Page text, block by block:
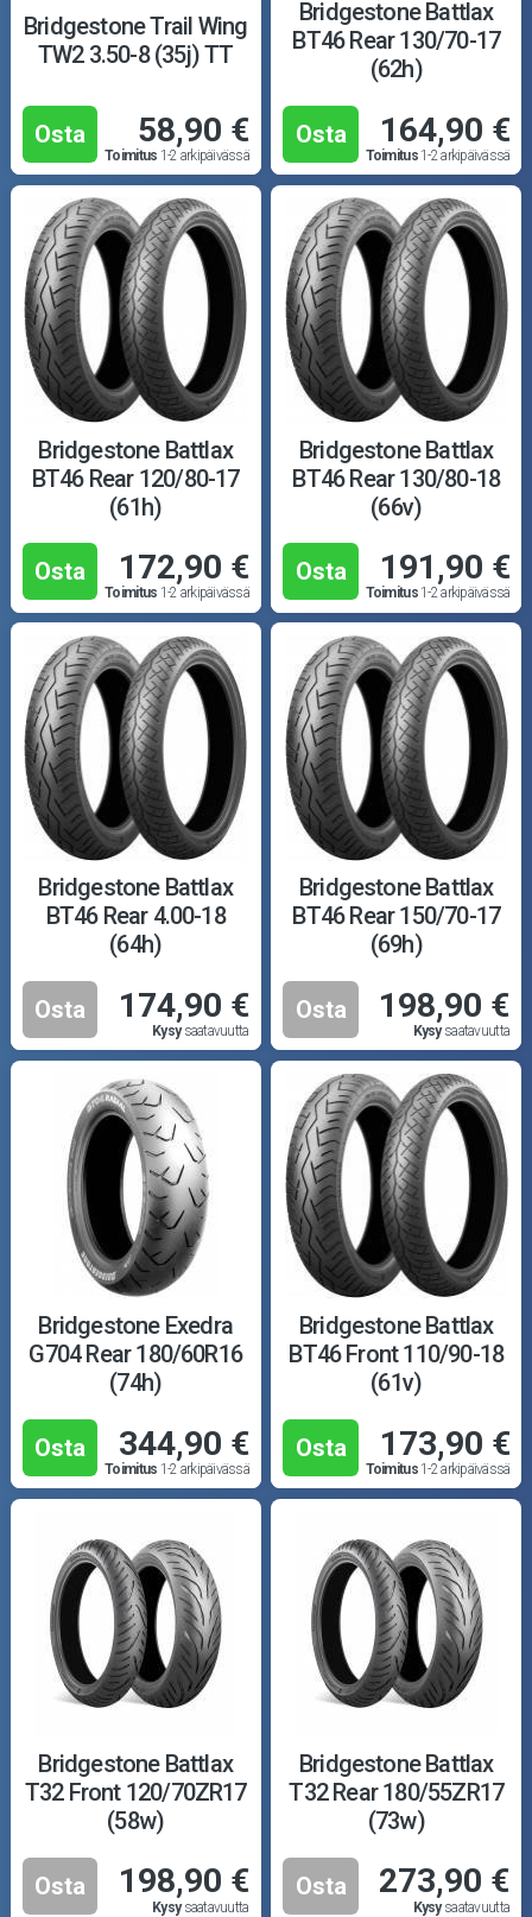
Ajovarusteet
Nastarenkaat
Renkaat ja vanteet
Öljyt ja kemikaalit
Työkalut
Outlet-tuotteet
Bridgestone Trail Wing
TW2 3.50-8 (35j) TT
Osta 58,90 €
Toimitus 1-2 arkipäivässä
Bridgestone Battlax
BT46 Rear 130/70-17
(62h)
Osta 164,90 €
Toimitus1-2 arkipäivässä
Bridgestone Battlax
BT46 Rear 120/80-17
(61h)
Osta 172,90 €
Toimitus 1-2 arkipäivässä
Bridgestone Battlax
BT46 Rear 130/80-18
(66v)
Osta 191,90 €
Toimitus1-2 arkipäivässä
Bridgestone Battlax
BT46 Rear 4.00-18
(64h)
Osta 174,90 €
Kysysaatavuutta
Bridgestone Battlax
BT46 Rear 150/70-17
(69h)
Osta 198,90 €
Kysysaatavuutta
Bridgestone Exedra
G704 Rear 180/60R16
(74h)
Osta 344,90 €
Toimitus 1-2 arkipäivässä
Bridgestone Battlax
BT46 Front 110/90-18
(61v)
Osta 173,90 €
Toimitus1-2 arkipäivässä
Bridgestone Battlax
T32 Front 120/70ZR17
(58w)
Osta 198,90 €
Kysysaatavuutta
Bridgestone Battlax
T32 Rear 180/55ZR17
(73w)
Osta 273,90 €
Kysysaatavuutta